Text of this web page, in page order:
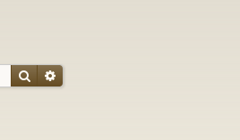
ПоискРасширенный поиск